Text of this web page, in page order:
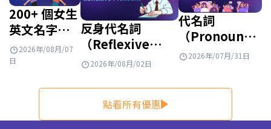
200+ 個女生
英文名字：
有意義、有
質感、特殊
2026年/08月/07
日
反身代名詞
（Reflexive
Pronouns）是什
法、位置、表格與
練習題
2026年/08月/02日
代名詞
（Pronouns）
是什麼？英文
用法與例句整
2026年/07月/31日
點看所有優惠